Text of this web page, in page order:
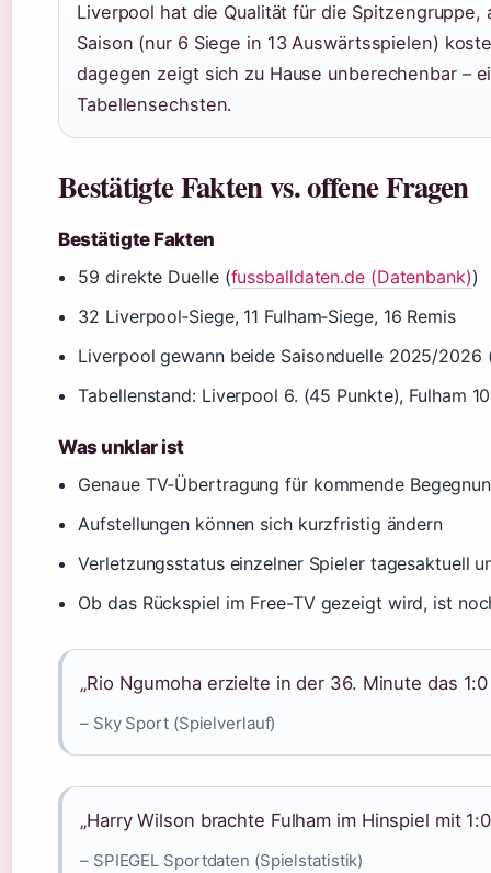
Liverpool hat die Qualität für die
Saison (nur 6 Siege in 13 Auswärtsspielen)
dagegen zeigt sich zu Hause unberechenbar –
Tabellensechsten.
Bestätigte Fakten vs. offene Fragen
Bestätigte Fakten
59 direkte Duelle (fussballdaten.de (Datenbank))
32 Liverpool‑Siege, 11 Fulham‑Siege, 16 Remis
Liverpool gewann beide Saisonduelle 2025/
Tabellenstand: Liverpool 6. (45 Punkte), Fulham
Was unklar ist
Genaue TV‑Übertragung für kommende
Aufstellungen können sich kurzfristig ändern
Verletzungsstatus einzelner Spieler tagesaktuell
Ob das Rückspiel im Free-TV gezeigt wird, ist
„Rio Ngumoha erzielte in der 36. Minute das
– Sky Sport (Spielverlauf)
„Harry Wilson brachte Fulham im Hinspiel mit
– SPIEGEL Sportdaten (Spielstatistik)